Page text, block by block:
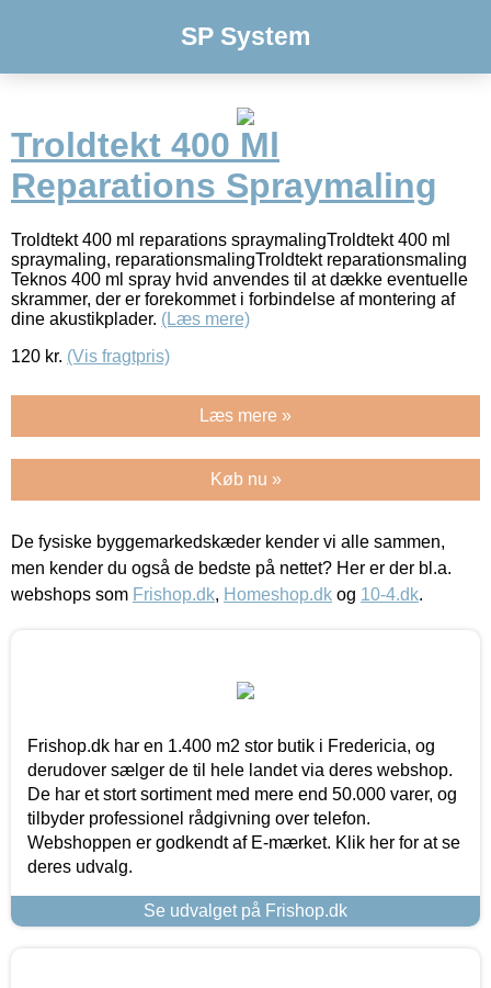
SP System
Troldtekt 400 Ml
Reparations Spraymaling
Troldtekt 400 ml reparations spraymalingTroldtekt 400 ml
spraymaling, reparationsmalingTroldtekt reparationsmaling
Teknos 400 ml spray hvid anvendes til at dække eventuelle
skrammer, der er forekommet i forbindelse af montering af
dine akustikplader. (Læs mere)
120 kr. (Vis fragtpris)
Læs mere »
Køb nu »
De fysiske byggemarkedskæder kender vi alle sammen,
men kender du også de bedste på nettet? Her er der bl.a.
webshops som Frishop.dk, Homeshop.dk og 10-4.dk.
Frishop.dk har en 1.400 m2 stor butik i Fredericia, og
derudover sælger de til hele landet via deres webshop.
De har et stort sortiment med mere end 50.000 varer, og
tilbyder professionel rådgivning over telefon.
Webshoppen er godkendt af E-mærket. Klik her for at se
deres udvalg.
Se udvalget på Frishop.dk